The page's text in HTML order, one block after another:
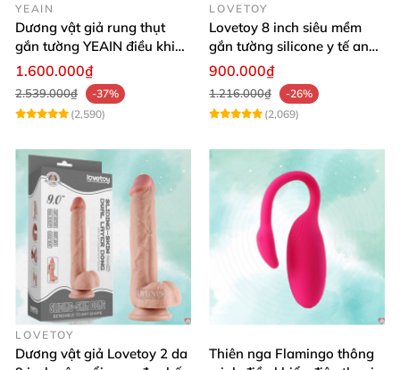
YEAIN
Dương vật giả rung thụt
gắn tường YEAIN điều khiển
từ xa
1.600.000₫
2.539.000₫
-37%
(2,590)
LOVETOY
Lovetoy 8 inch siêu mềm
gắn tường silicone y tế an
toàn
900.000₫
1.216.000₫
-26%
(2,069)
LOVETOY
Dương vật giả Lovetoy 2 da
Thiên nga Flamingo thông